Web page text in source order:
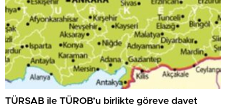
TÜRSAB ile TÜROB’u birlikte göreve davet